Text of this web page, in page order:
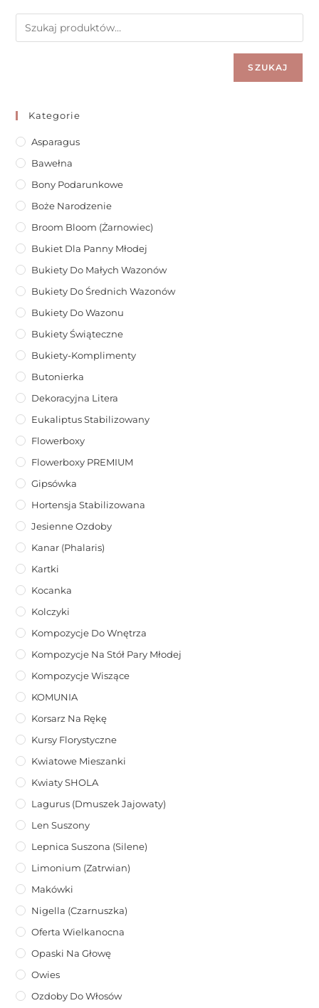
SZUKAJ
Kategorie
Asparagus
Bawełna
Bony Podarunkowe
Boże Narodzenie
Broom Bloom (żarnowiec)
Bukiet Dla Panny Młodej
Bukiety Do Małych Wazonów
Bukiety Do Średnich Wazonów
Bukiety Do Wazonu
Bukiety Świąteczne
Bukiety-Komplimenty
Butonierka
Dekoracyjna Litera
Eukaliptus Stabilizowany
Flowerboxy
Flowerboxy PREMIUM
Gipsówka
Hortensja Stabilizowana
Jesienne Ozdoby
Kanar (phalaris)
Kartki
Kocanka
Kolczyki
Kompozycje Do Wnętrza
Kompozycje Na Stół Pary Młodej
Kompozycje Wiszące
KOMUNIA
Korsarz Na Rękę
Kursy Florystyczne
Kwiatowe Mieszanki
Kwiaty SHOLA
Lagurus (dmuszek Jajowaty)
Len Suszony
Lepnica Suszona (Silene)
Limonium (zatrwian)
Makówki
Nigella (Czarnuszka)
Oferta Wielkanocna
Opaski Na Głowę
Owies
Ozdoby Do Włosów